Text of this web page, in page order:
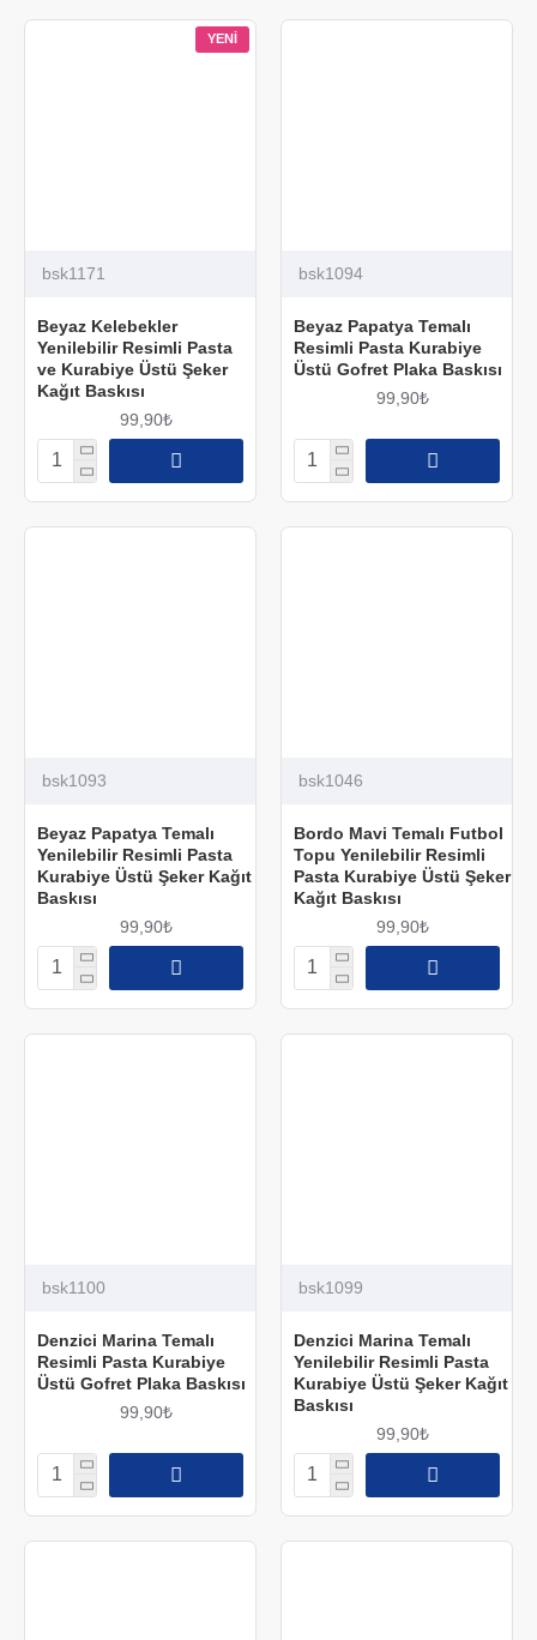
YENI
bsk1171
Beyaz Kelebekler
Yenilebilir Resimli Pasta
ve Kurabiye Üstü Şeker
Kağıt Baskısı
99,90₺
bsk1094
Beyaz Papatya Temalı
Resimli Pasta Kurabiye
Üstü Gofret Plaka Baskısı
99,90₺
bsk1093
Beyaz Papatya Temalı
Yenilebilir Resimli Pasta
Kurabiye Üstü Şeker Kağıt
Baskısı
99,90₺
bsk1046
Bordo Mavi Temalı Futbol
Topu Yenilebilir Resimli
Pasta Kurabiye Üstü Şeker
Kağıt Baskısı
99,90₺
bsk1100
Denzici Marina Temalı
Resimli Pasta Kurabiye
Üstü Gofret Plaka Baskısı
99,90₺
bsk1099
Denzici Marina Temalı
Yenilebilir Resimli Pasta
Kurabiye Üstü Şeker Kağıt
Baskısı
99,90₺